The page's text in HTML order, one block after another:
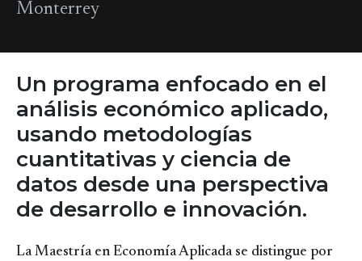
Monterrey
Un programa enfocado en el
análisis económico aplicado,
usando metodologías
cuantitativas y ciencia de
datos desde una perspectiva
de desarrollo e innovación.
La Maestría en Economía Aplicada se distingue por